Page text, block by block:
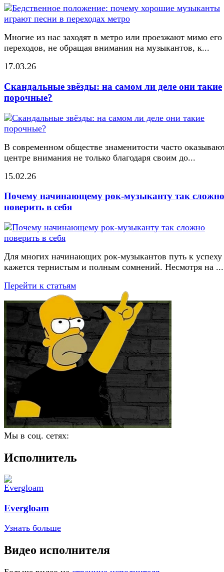
Многие из нас заходят в метро или проезжают мимо его
переходов, не обращая внимания на музыкантов, к...
17.03.26
Скандальные звёзды: на самом ли деле они такие
порочные?
В современном обществе знаменитости часто
центре внимания не только благодаря своим до...
15.02.26
Почему начинающему рок-музыканту так сложно
поверить в себя
Для многих начинающих рок-музыкантов путь к успеху
кажется тернистым и полным сомнений. Несмотря на ...
Перейти к статьям
Мы в соц. сетях:
Исполнитель
Evergloam
Узнать больше
Видео исполнителя